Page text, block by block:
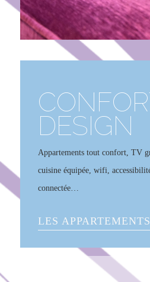
DESIGN
Appartements tout confort, TV
cuisine équipée, wifi,
connectée…
LES APPARTEMENTS